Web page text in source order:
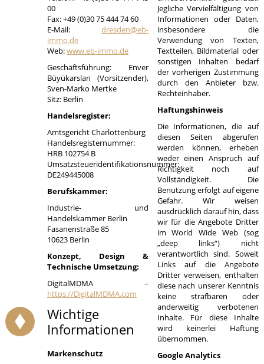
00
Fax: +49 (0)30 75 444 74 60
E-Mail:dresden@eb-
immo.de
Web:www.eb-immo.de
Geschäftsführung: Enver
Büyükarslan (Vorsitzender),
Sven-Marko Mertke
Sitz: Berlin
Handelsregister:
Amtsgericht Charlottenburg
Handelsregisternummer:
HRB 102754 B
Umsatzsteueridentifikationsnummer:
DE249445008
Berufskammer:
Industrie- und
Handelskammer Berlin
Fasanenstraße 85
10623 Berlin
Konzept, Design &
Technische Umsetzung:
DigitalMDMA –
https://DigitalMDMA.com
Wichtige
Informationen
Markenschutz
Jegliche Vervielfältigung von
Informationen oder Daten,
insbesondere die
Verwendung von Texten,
Textteilen, Bildmaterial oder
sonstigen Inhalten bedarf
der vorherigen Zustimmung
durch den Anbieter bzw.
Rechteinhaber.
Haftungshinweis
Die Informationen, die auf
diesen Seiten abgerufen
werden können, erheben
weder einen Anspruch auf
Richtigkeit noch auf
Vollständigkeit. Die
Benutzung erfolgt auf eigene
Gefahr. Wir weisen
ausdrücklich darauf hin, dass
wir für die Angebote Dritter
im World Wide Web (sog
„deep links“) nicht
verantwortlich sind. Soweit
Links auf die Angebote
Dritter verweisen, enthalten
diese nach unserer Kenntnis
keine strafbaren oder
anderweitig verbotenen
Inhalte. Für diese Inhalte
wird keinerlei Haftung
übernommen.
Google Analytics